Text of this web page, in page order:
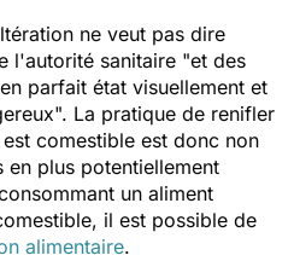
ne veut pas dire
l'autorité sanitaire "et des
parfait état visuellement et
". La pratique de renifler
comestible est donc non
en plus potentiellement
un aliment
il est possible de
alimentaire.